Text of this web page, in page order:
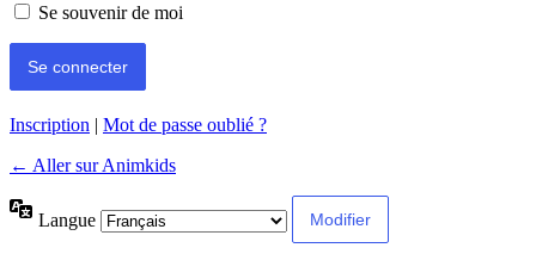
Se souvenir de moi
Inscription | Mot de passe oublié ?
← Aller sur Animkids
Langue